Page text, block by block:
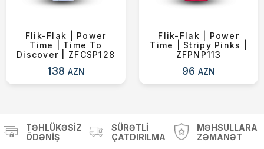
Flik-Flak | Power
Time | Time To
Discover | ZFCSP128
138 AZN
Flik-Flak | Power
Time | Stripy Pinks |
ZFPNP113
96AZN
TƏHLÜKƏSIZ
ÖDƏNIŞ
SÜRƏTLI
ÇATDIRILMA
MƏHSULLARA
ZƏMANƏT